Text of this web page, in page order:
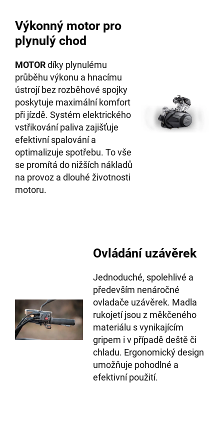
Výkonný motor pro
plynulý chod
MOTORdíky plynulému
průběhu výkonu a hnacímu
ústrojí bez rozběhové spojky
poskytuje maximální komfort
při jízdě. Systém elektrického
vstřikování paliva zajišťuje
efektivní spalování a
optimalizuje spotřebu. To vše
se promítá do nižších nákladů
na provoz a dlouhé životnosti
motoru.
Ovládání uzávěrek
Jednoduché, spolehlivé a
především nenáročné
ovladače uzávěrek. Madla
rukojetí jsou z měkčeného
materiálu s vynikajícím
gripem i v případě deště či
chladu. Ergonomický design
umožňuje pohodlné a
efektivní použití.